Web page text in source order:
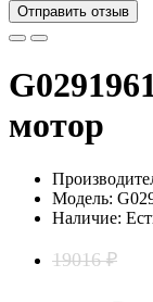
Отправить отзыв
мотор
Модель:
Наличие:
19016 ₽